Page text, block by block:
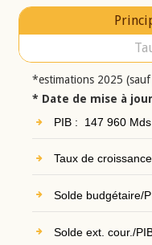
*estimations 2025
* Date de mise à
PIB : 147 960
Taux de
Solde budgétaire/
Solde ext. cour./